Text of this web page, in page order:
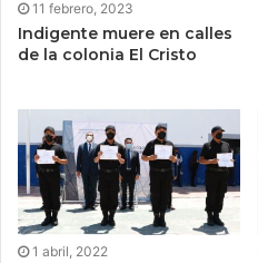
11 febrero, 2023
Indigente muere en calles
de la colonia El Cristo
1 abril, 2022